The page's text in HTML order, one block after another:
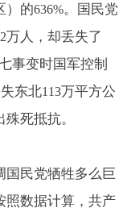
）的636%。国民党
万人，却丢失了
事变时国军控制
东北113万平方公
死抵抗。
国民党牺牲多么巨
照数据计算，共产